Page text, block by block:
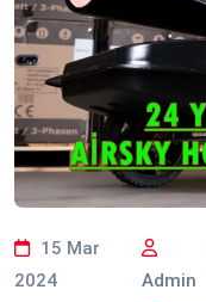
15 Mar
2024
Admin